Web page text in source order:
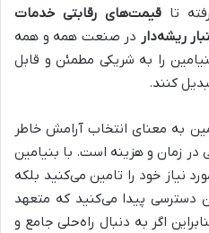
تاقیمت‌های رقابتی خدمات
ریشه‌دار در صنعت همه و همه
را به شریکی مطمئن و قابل
کنند.
به معنای انتخاب آرامش خاطر
زمان و هزینه است. با بنیامین
نیاز خود را تامین می‌کنید بلکه
دسترسی پیدا می‌کنید که متعهد
اگر به دنبال راه‌حلی جامع و